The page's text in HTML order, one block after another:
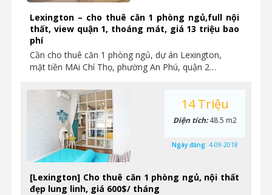
Lexington – cho thuê căn 1 phòng ngủ,full nội
thất, view quận 1, thoáng mát, giá 13 triệu bao
phí
Cần cho thuê căn 1 phòng ngủ, dự án Lexington,
mặt tiền MAi Chí Thọ, phường An Phú, quận 2…
[Lexington] Cho thuê căn 1 phòng ngủ, nội thất
đẹp lung linh, giá 600$/ tháng
14 Triệu
Diện tích:48.5 m2
Ngày đăng: 4-09-2018